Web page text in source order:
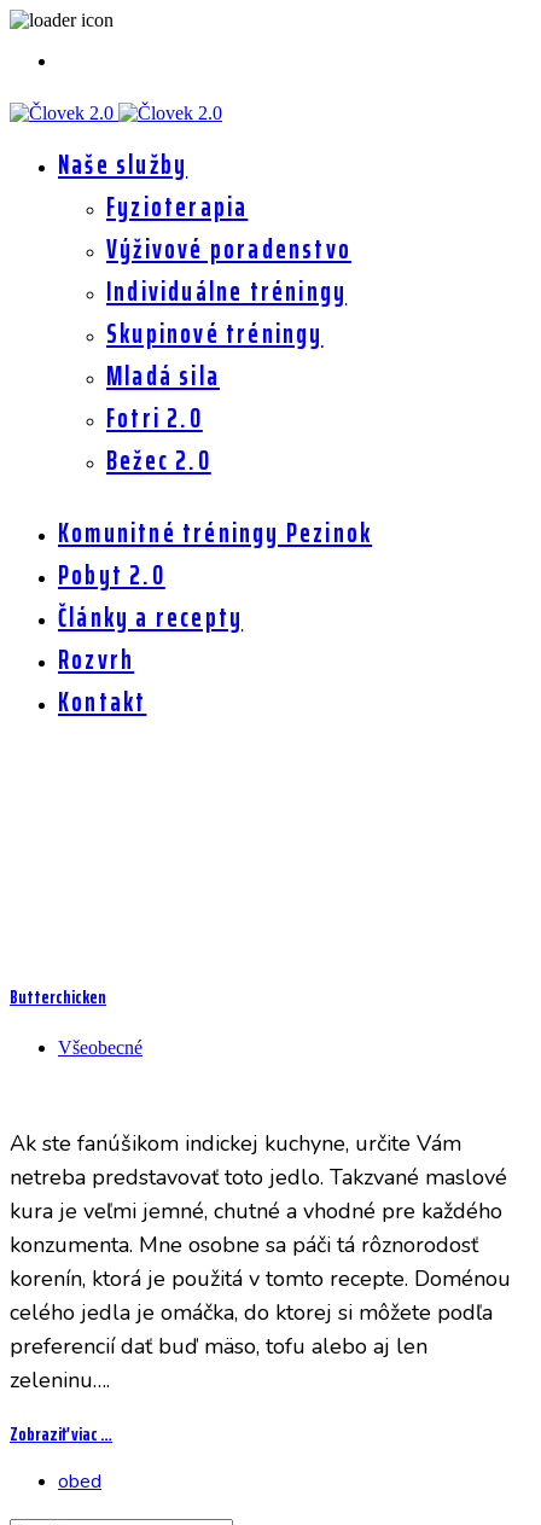
Naše služby
Fyzioterapia
Výživové poradenstvo
Individuálne tréningy
Skupinové tréningy
Mladá sila
Fotri 2.0
Bežec 2.0
Komunitné tréningy Pezinok
Pobyt 2.0
Články a recepty
Rozvrh
Kontakt
Butterchicken
Všeobecné
Ak ste fanúšikom indickej kuchyne, určite Vám
netreba predstavovať toto jedlo. Takzvané maslové
kura je veľmi jemné, chutné a vhodné pre každého
konzumenta. Mne osobne sa páči tá rôznorodosť
korenín, ktorá je použitá v tomto recepte. Doménou
celého jedla je omáčka, do ktorej si môžete podľa
preferencií dať buď mäso, tofu alebo aj len
zeleninu….
Zobraziť viac …
obed